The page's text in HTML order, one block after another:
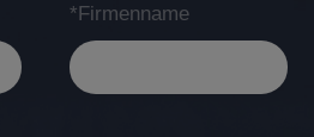
*Firmenname